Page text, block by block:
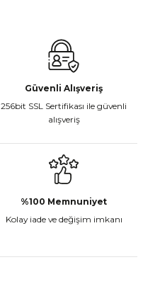
Güvenli Alışveriş
256bit SSL Sertifikası ile güvenli
alışveriş
%100 Memnuniyet
Kolay iade ve değişim imkanı